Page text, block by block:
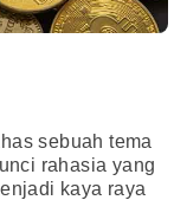
sebuah tema
rahasia yang
kaya raya